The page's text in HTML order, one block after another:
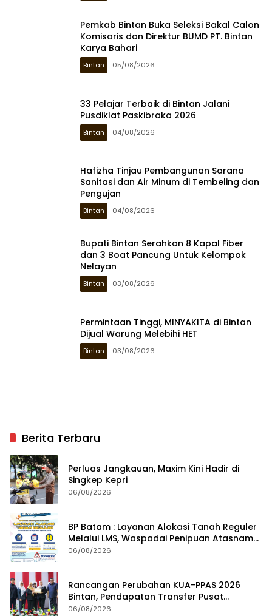
Pemkab Bintan Buka Seleksi Bakal Calon
Komisaris dan Direktur BUMD PT. Bintan
Karya Bahari
Bintan 05/08/2026
33 Pelajar Terbaik di Bintan Jalani
Pusdiklat Paskibraka 2026
Bintan 04/08/2026
Hafizha Tinjau Pembangunan Sarana
Sanitasi dan Air Minum di Tembeling dan
Pengujan
Bintan 04/08/2026
Bupati Bintan Serahkan 8 Kapal Fiber
dan 3 Boat Pancung Untuk Kelompok
Nelayan
Bintan 03/08/2026
Permintaan Tinggi, MINYAKITA di Bintan
Dijual Warung Melebihi HET
Bintan 03/08/2026
Berita Terbaru
Perluas Jangkauan, Maxim Kini Hadir di
Singkep Kepri
06/08/2026
BP Batam : Layanan Alokasi Tanah Reguler
Melalui LMS, Waspadai Penipuan Atasnama
Institusi
06/08/2026
Rancangan Perubahan KUA-PPAS 2026
Bintan, Pendapatan Transfer Pusat
Diproyeksi Naik Rp1,41 Miliar
06/08/2026